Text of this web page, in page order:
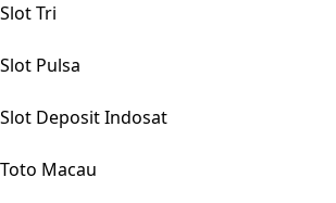
Slot Tri
Slot Pulsa
Slot Deposit Indosat
Toto Macau